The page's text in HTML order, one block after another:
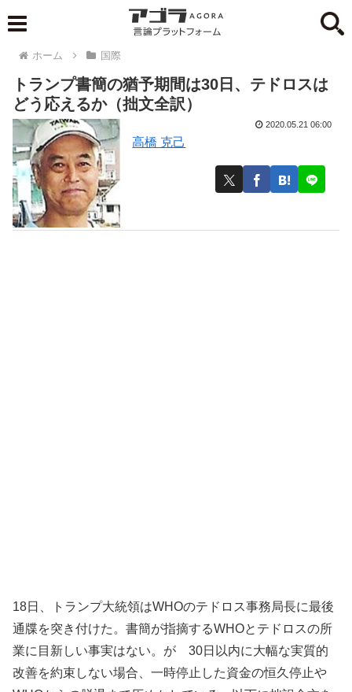
ホーム 国際
トランプ書簡の猶予期間は30日、テドロスは
どう応えるか（拙文全訳）
高橋 克己
2020.05.21 06:00
18日、トランプ大統領はWHOのテドロス事務局長に最後
通牒を突き付けた。書簡が指摘するWHOとテドロスの所
業に目新しい事実はない。が 30日以内に大幅な実質的
改善を約束しない場合、一時停止した資金の恒久停止や